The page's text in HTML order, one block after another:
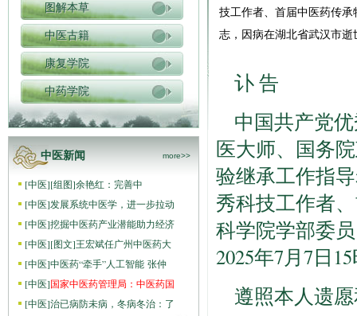
图解本草
中医古籍
康复学院
中药学院
中医新闻 more>>
[中医][组图]​余艳红：完善中
[中医]发展系统中医学，进一步拉动
[中医]挖掘中医药产业潜能助力经济
[中医][图文]王宏斌任广州中医药大
[中医]中医药“牵手”人工智能 张仲
[中医]国家中医药管理局：中医药国
[中医]治已病防未病，冬病冬治：了
技工作者、首届中医药传
志，因病在湖北省武汉市逝
讣 告
中国共产党
医大师、国务
验继承工作指
秀科技工作者
科学院学部委
2025年7月7日
遵照本人遗